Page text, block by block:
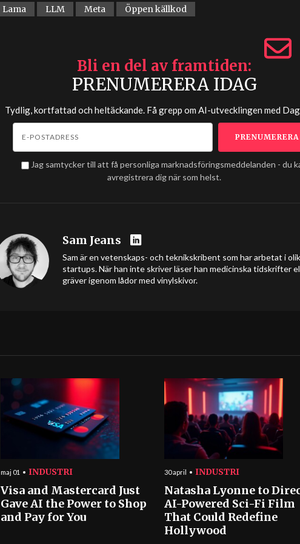
Lama LLM Meta Öppen källkod
Bli en del av framtiden
PRENUMERERA IDAG
Tydlig, kortfattad och heltäckande. Få grepp om AI-utvecklingen med
Jag samtycker till att få personliga marknadsföringsmeddelanden - du
avregistrera dig när som helst.
Sam Jeans
Sam är en vetenskaps- och teknikskribent som har arbetat i
startups. När han inte skriver läser han medicinska tidskrifter
gräver igenom lådor med vinylskivor.
maj 01 INDUSTRI
Visa and Mastercard Just
Gave AI the Power to Shop
and Pay for You
30 april INDUSTRI
Natasha Lyonne to
AI-Powered Sci-Fi Film
That Could Redefine
Hollywood